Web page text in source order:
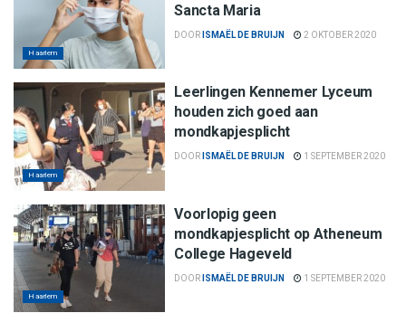
Haarlem
Sancta Maria
DOOR ISMAËL DE BRUIJN 2 OKTOBER 2020
Haarlem
Leerlingen Kennemer Lyceum
houden zich goed aan
mondkapjesplicht
DOOR ISMAËL DE BRUIJN 1 SEPTEMBER 2020
Haarlem
Voorlopig geen
mondkapjesplicht op Atheneum
College Hageveld
DOOR ISMAËL DE BRUIJN 1 SEPTEMBER 2020